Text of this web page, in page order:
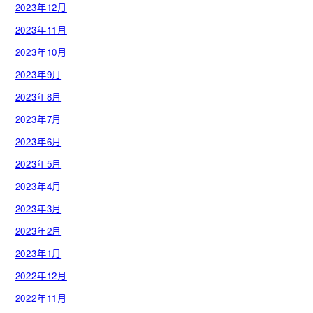
2023年12月
2023年11月
2023年10月
2023年9月
2023年8月
2023年7月
2023年6月
2023年5月
2023年4月
2023年3月
2023年2月
2023年1月
2022年12月
2022年11月